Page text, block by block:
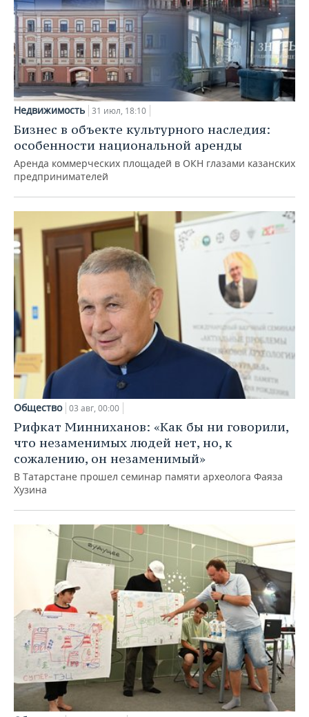
Недвижимость 31 июл, 18:10
Бизнес в объекте культурного наследия:
особенности национальной аренды
Аренда коммерческих площадей в ОКН глазами казанских
предпринимателей
Общество 03 авг, 00:00
Рифкат Минниханов: «Как бы ни говорили,
что незаменимых людей нет, но, к
сожалению, он незаменимый»
В Татарстане прошел семинар памяти археолога Фаяза
Хузина